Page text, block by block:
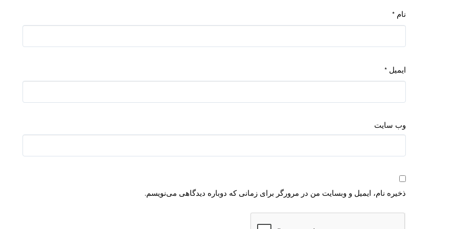
نام *
ایمیل *
وب‌ سایت
ذخیره نام، ایمیل و وبسایت من در مرورگر برای زمانی که دوباره دیدگاهی می‌نویسم.